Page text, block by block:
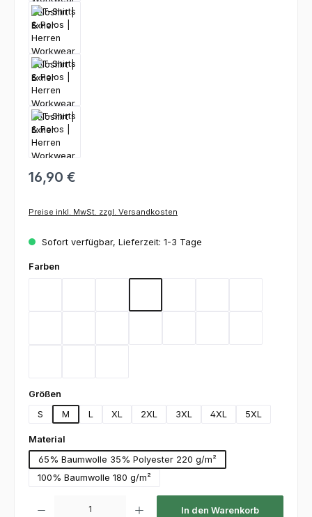
16,90 €
Preise inkl. MwSt. zzgl. Versandkosten
Sofort verfügbar, Lieferzeit: 1-3 Tage
Farben
Größen
S
M L XL 2XL 3XL 4XL 5XL
Material
65% Baumwolle 35% Polyester 220 g/m²
100% Baumwolle 180 g/m²
In den Warenkorb